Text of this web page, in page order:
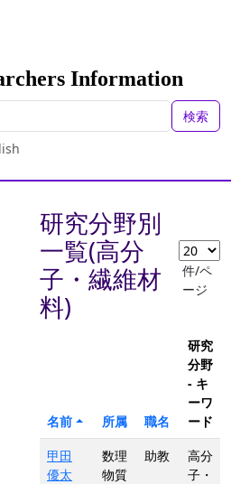
Information
検索
研究分野別
一覧(高分
子・繊維材
料)
件/ペ
ージ
名前 所属 職名
研究
分野
- キ
ーワ
ード
甲田
優太
数理
物質
助教
高分
子・